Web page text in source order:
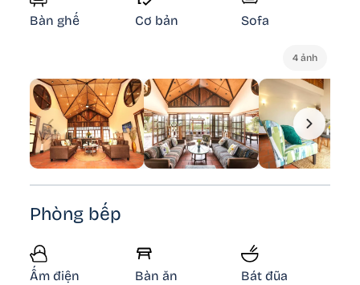
Bàn ghế Cơ bản Sofa
4 ảnh
Phòng bếp
Ấm điện Bàn ăn Bát đũa